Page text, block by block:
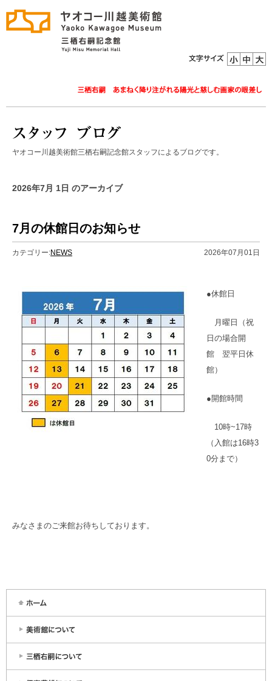
ヤオコー川越美術館三栖右嗣記念館スタッフによるブログです。
2026年7月 1日 のアーカイブ
7月の休館日のお知らせ
カテゴリー:NEWS 2026年07月01日
●休館日
月曜日（祝
日の場合開
館 翌平日休
館）
●開館時間
10時~17時
（入館は16時3
0分まで）
みなさまのご来館お待ちしております。